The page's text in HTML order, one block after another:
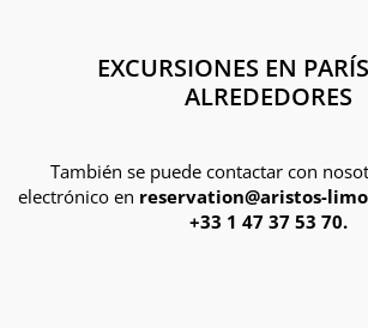
EXCURSIONES EN
ALREDEDORES
También se puede contactar con
electrónico en reservation@aristos-
+33 1 47 37 53 70.